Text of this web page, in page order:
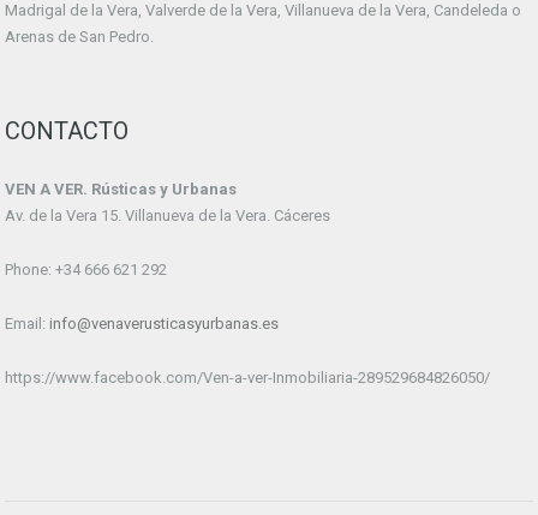
Madrigal de la Vera, Valverde de la Vera, Villanueva de la Vera, Candeleda o
Arenas de San Pedro.
CONTACTO
VEN A VER. Rústicas y Urbanas
Av. de la Vera 15. Villanueva de la Vera. Cáceres
Phone: +34 666 621 292
Email: info@venaverusticasyurbanas.es
https://www.facebook.com/Ven-a-ver-Inmobiliaria-289529684826050/